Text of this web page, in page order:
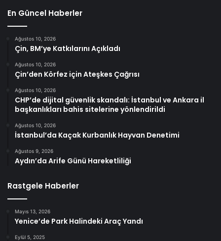
En Güncel Haberler
Ağustos 10, 2026
Çin, BM’ye Katkılarını Açıkladı
Ağustos 10, 2026
Çin’den Körfez için Ateşkes Çağrısı
Ağustos 10, 2026
CHP’de dijital güvenlik skandalı: İstanbul ve Ankara il
başkanlıkları bahis sitelerine yönlendirildi
Ağustos 10, 2026
İstanbul’da Kaçak Kurbanlık Hayvan Denetimi
Ağustos 9, 2026
Aydın’da Arife Günü Hareketliliği
Rastgele Haberler
Mayıs 13, 2026
Yenice’de Park Halindeki Araç Yandı
Eylül 5, 2025